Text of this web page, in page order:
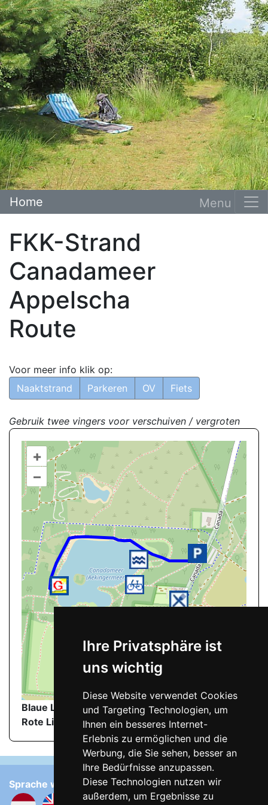
Ihre Privatsphäre ist
uns wichtig
Diese Website verwendet Cookies
und Targeting Technologien, um
Ihnen ein besseres Internet-
Erlebnis zu ermöglichen und die
Werbung, die Sie sehen, besser an
Ihre Bedürfnisse anzupassen.
Diese Technologien nutzen wir
außerdem, um Ergebnisse zu
Home
FKK-Strand
Canadameer
Appelscha
Route
Voor meer info klik op:
Naaktstrand
Parkeren OV Fiets
Gebruik twee vingers voor verschuiven / vergroten
+
–
©OpenStreetMap contributors.
Blaue Linie
: Wanderweg zum FKK-Strand
Rote Linie
: FKK-Strand
Sprache wählen: